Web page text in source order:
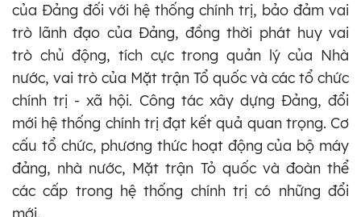
của Đảng đối với hệ thống chính trị, bảo đảm vai
trò lãnh đạo của Đảng, đồng thời phát huy vai
trò chủ động, tích cực trong quản lý của Nhà
nước, vai trò của Mặt trận Tổ quốc và các tổ chức
chính trị - xã hội. Công tác xây dựng Đảng, đổi
mới hệ thống chính trị đạt kết quả quan trọng. Cơ
cấu tổ chức, phương thức hoạt động của bộ máy
đảng, nhà nước, Mặt trận Tỏ quốc và đoàn thể
các cấp trong hệ thống chính trị có những đổi